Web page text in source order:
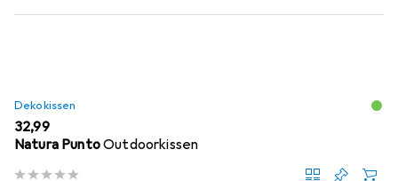
Dekokissen
EUR
32,99
Natura PuntoOutdoorkissen